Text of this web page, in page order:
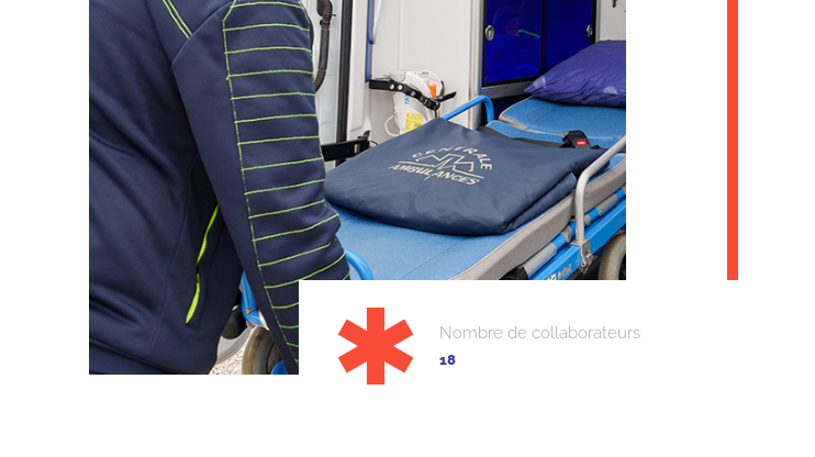
Nombre de collaborateurs
18